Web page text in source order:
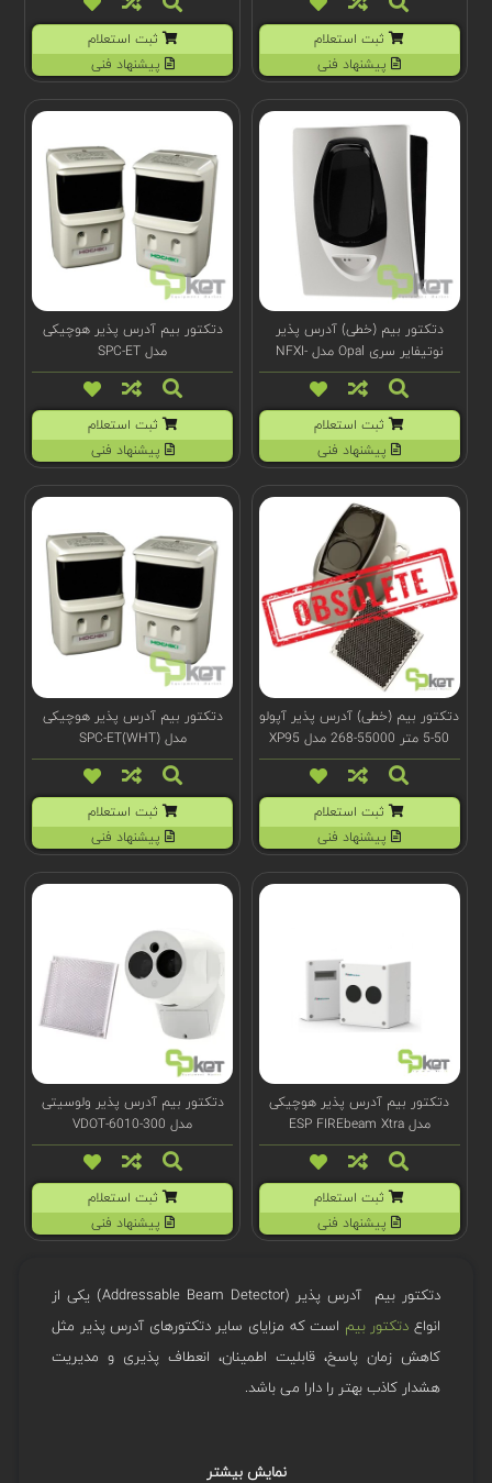
ثبت استعلام
پیشنهاد فنی
ثبت استعلام
پیشنهاد فنی
دتکتور بیم (خطی) آدرس پذیر
نوتیفایر سری Opal مدل NFXI-
BEAM
ثبت استعلام
پیشنهاد فنی
دتکتور بیم آدرس پذیر هوچیکی
مدل SPC-ET
ثبت استعلام
پیشنهاد فنی
دتکتور بیم (خطی) آدرس پذیر آپولو
50-5 متر 55000-268 مدل XP95
ثبت استعلام
پیشنهاد فنی
دتکتور بیم آدرس پذیر هوچیکی
مدل SPC-ET(WHT)
ثبت استعلام
پیشنهاد فنی
دتکتور بیم آدرس پذیر هوچیکی
مدل ESP FIREbeam Xtra
ثبت استعلام
پیشنهاد فنی
دتکتور بیم آدرس پذیر ولوسیتی
مدل VDOT-6010-300
ثبت استعلام
پیشنهاد فنی
دتکتور بیم آدرس پذیر (Addressable Beam Detector) یکی از
انواع دتکتور بیم است که مزایای سایر دتکتورهای آدرس پذیر مثل
کاهش زمان پاسخ، قابلیت اطمینان، انعطاف پذیری و مدیریت
هشدار کاذب بهتر را دارا می باشد.
موارد کاربرد دتکتور بیم آدرس پذیر
نمایش بیشتر